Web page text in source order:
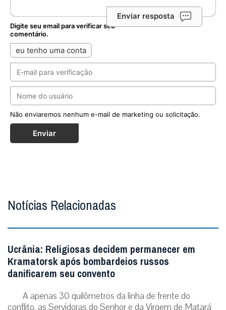
Enviar resposta
Digite seu email para verificar seu
comentário.
eu tenho uma conta
Não enviaremos nenhum e-mail de marketing ou solicitação.
Enviar
Notícias Relacionadas
Ucrânia: Religiosas decidem permanecer em
Kramatorsk após bombardeios russos
danificarem seu convento
A apenas 30 quilômetros da linha de frente do
conflito, as Servidoras do Senhor e da Virgem de Matará